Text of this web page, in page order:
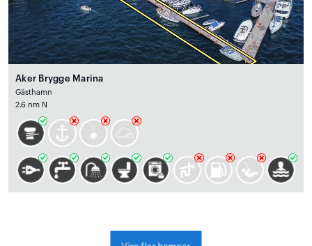
Aker Brygge Marina
Gästhamn
2.6 nm N